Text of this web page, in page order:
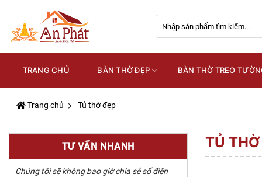
content
kiếm:
TRANG CHỦ BÀN THỜ ĐẸP BÀN THỜ TREO
Trang chủ Tủ thờ đẹp
TƯ VẤN NHANH
Chúng tôi sẽ không bao giờ chia sẻ số điện
TỦ